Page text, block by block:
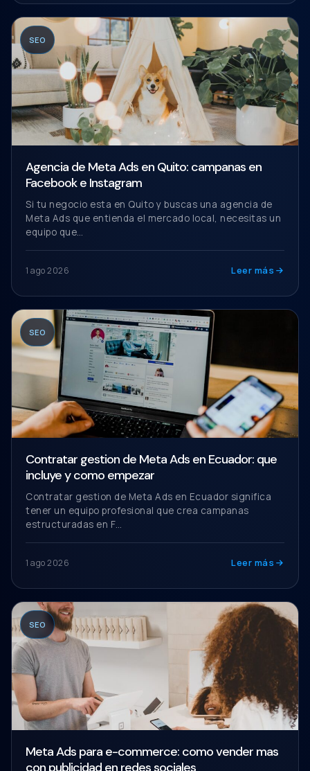
SEO
Agencia de Meta Ads en Quito: campanas en
Facebook e Instagram
Si tu negocio esta en Quito y buscas una agencia de
Meta Ads que entienda el mercado local, necesitas un
equipo que…
1 ago 2026 Leer más
SEO
Contratar gestion de Meta Ads en Ecuador: que
incluye y como empezar
Contratar gestion de Meta Ads en Ecuador significa
tener un equipo profesional que crea campanas
estructuradas en F…
1 ago 2026 Leer más
SEO
Meta Ads para e-commerce: como vender mas
con publicidad en redes sociales